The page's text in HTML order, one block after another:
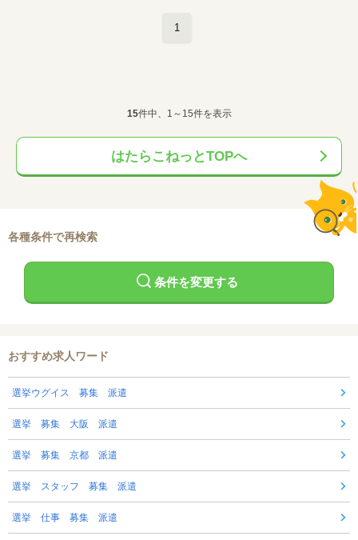
1
15件中、1～15件を表示
はたらこねっとTOPへ
各種条件で再検索
条件を変更する
おすすめ求人ワード
選挙ウグイス 募集 派遣
選挙 募集 大阪 派遣
選挙 募集 京都 派遣
選挙 スタッフ 募集 派遣
選挙 仕事 募集 派遣